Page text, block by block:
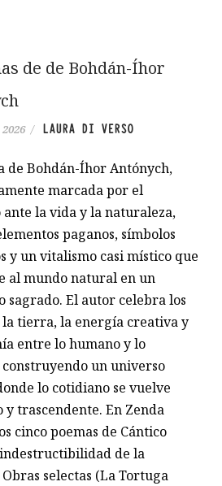
de de Bohdán-Íhor
/ LAURA DI VERSO
de Bohdán-Íhor Antónych,
marcada por el
ante la vida y la naturaleza,
paganos, símbolos
y un vitalismo casi místico que
al mundo natural en un
El autor celebra los
la tierra, la energía creativa y
entre lo humano y lo
construyendo un universo
lo cotidiano se vuelve
y trascendente. En Zenda
cinco poemas de Cántico
de la
selectas (La Tortuga